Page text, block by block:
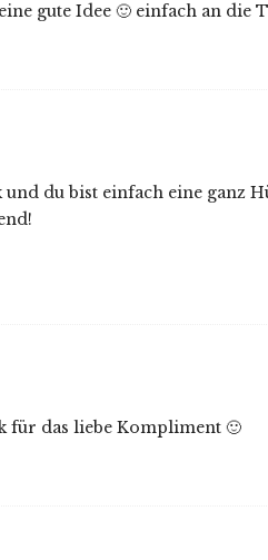
gute Idee 🙂 einfach an die
du bist einfach eine ganz
für das liebe Kompliment 🙂